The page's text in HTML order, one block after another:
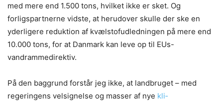
med mere end 1.500 tons, hvilket ikke er sket. Og
forligspartnerne vidste, at herudover skulle der ske en
yderligere reduktion af kvælstofudledningen på mere end
10.000 tons, for at Danmark kan leve op til EUs-
vandrammedi­rektiv.
På den baggrund forstår jeg ikke, at landbruget – med
regeringens velsignelse og masser af nye kli­